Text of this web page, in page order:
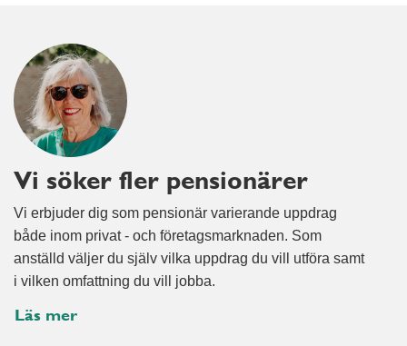
Vi söker fler pensionärer
Vi erbjuder dig som pensionär varierande uppdrag
både inom privat - och företagsmarknaden. Som
anställd väljer du själv vilka uppdrag du vill utföra samt
i vilken omfattning du vill jobba.
Läs mer